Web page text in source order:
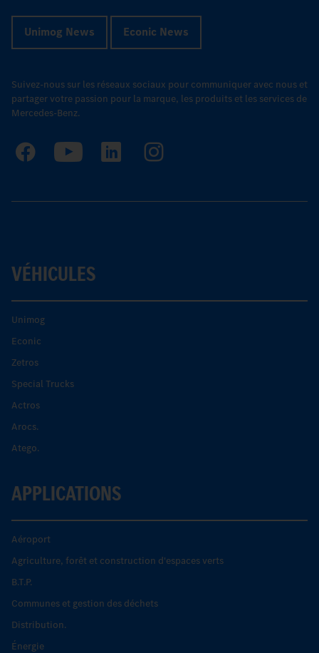
Unimog News Econic News
Suivez-nous sur les réseaux sociaux pour communiquer avec nous et
partager votre passion pour la marque, les produits et les services de
Mercedes-Benz.
VÉHICULES
Unimog
Econic
Zetros
Special Trucks
Actros
Arocs.
Atego.
APPLICATIONS
Aéroport
Agriculture, forêt et construction d'espaces verts
B.T.P.
Communes et gestion des déchets
Distribution.
Énergie